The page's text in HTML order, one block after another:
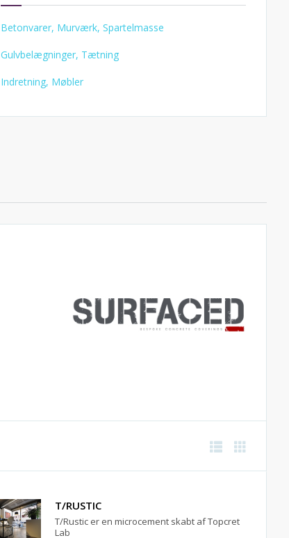
Betonvarer, Murværk, Spartelmasse
Gulvbelægninger, Tætning
Indretning, Møbler
T/RUSTIC
T/Rustic er en microcement skabt af Topcret
Lab